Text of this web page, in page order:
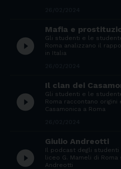
play_circle_filled
Mafia e
Gli studenti e le
Roma analizzano il
in Italia
play_circle_filled
Il clan dei
Gli studenti e le
Roma raccontano
Casamonica a Roma
play_circle_filled
Giulio Andreotti
Il podcast degli
liceo G. Mameli di
Andreotti